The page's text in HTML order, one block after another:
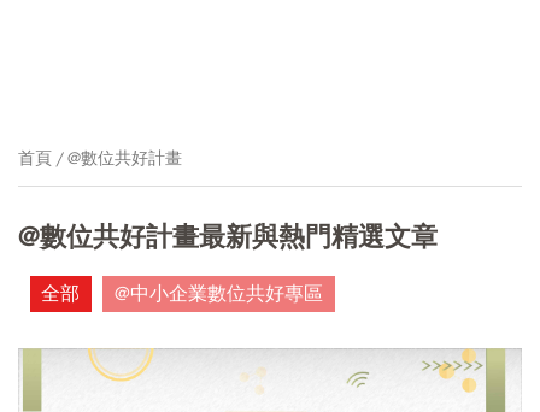
首頁 @數位共好計畫
@數位共好計畫最新與熱門精選文章
全部 @中小企業數位共好專區